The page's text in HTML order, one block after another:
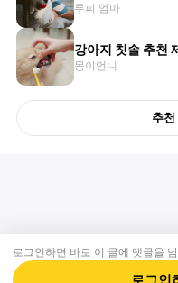
루피 엄마
강아지 칫솔 추천
몽이언니
추천
로그인하면 바로 이 글에 댓글을
로그인